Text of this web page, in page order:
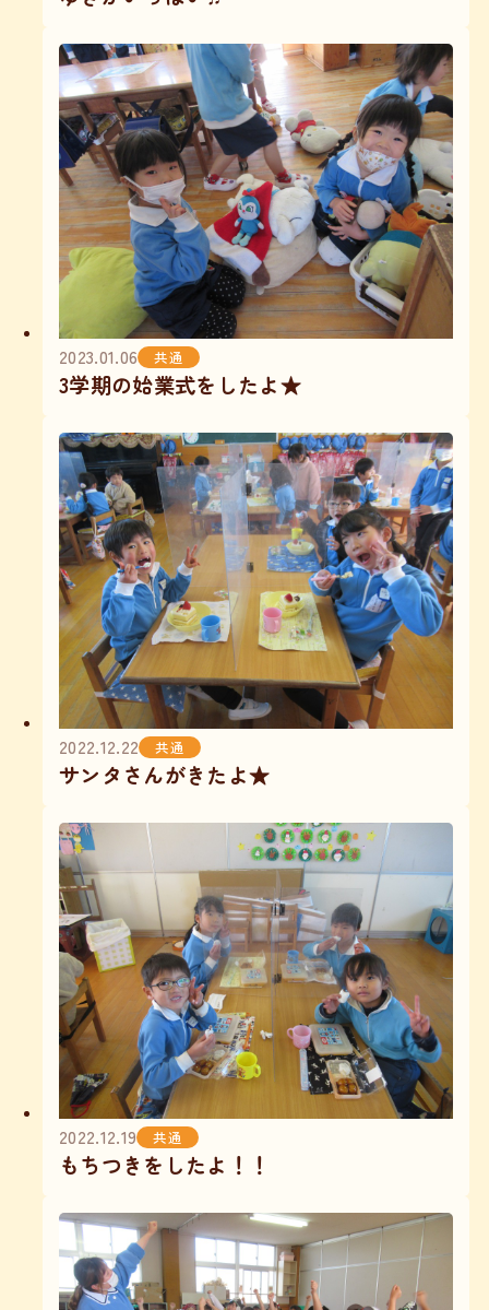
2023.01.06 共通
3学期の始業式をしたよ★
2022.12.22 共通
サンタさんがきたよ★
2022.12.19 共通
もちつきをしたよ！！